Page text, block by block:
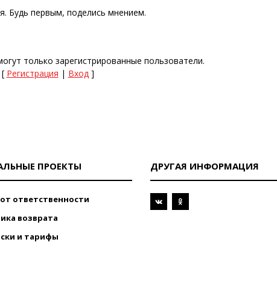
Будь первым, поделись мнением.
только зарегистрированные пользователи.
[ Регистрация | Вход]
ПРОЕКТЫ
ответственности
возврата
и тарифы
ДРУГАЯ ИНФОРМАЦИЯ